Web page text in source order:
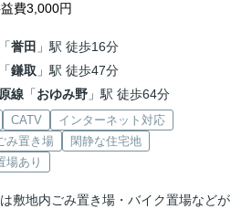
費3,000円
誉田 」駅 徒歩16分
鎌取 」駅 徒歩47分
線「おゆみ野」駅 徒歩64分
CATV
インターネット対応
み置き場
閑静な住宅地
場あり
敷地内ごみ置き場・バイク置場などが